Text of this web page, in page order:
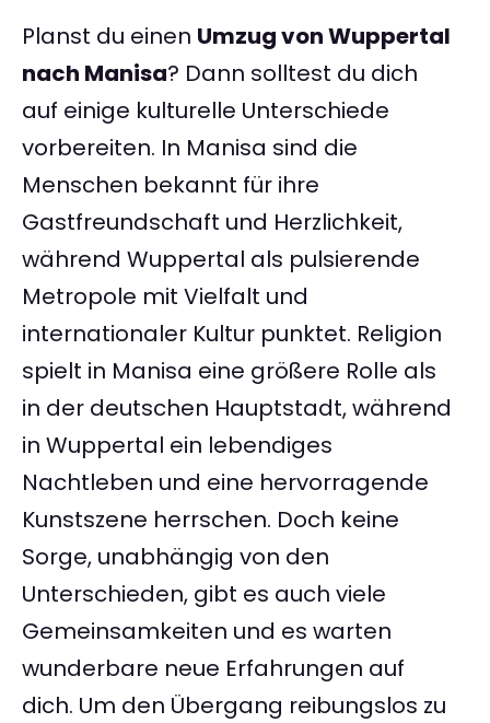
Planst du einen Umzug von Wuppertal
nach Manisa? Dann solltest du dich
auf einige kulturelle Unterschiede
vorbereiten. In Manisa sind die
Menschen bekannt für ihre
Gastfreundschaft und Herzlichkeit,
während Wuppertal als pulsierende
Metropole mit Vielfalt und
internationaler Kultur punktet. Religion
spielt in Manisa eine größere Rolle als
in der deutschen Hauptstadt, während
in Wuppertal ein lebendiges
Nachtleben und eine hervorragende
Kunstszene herrschen. Doch keine
Sorge, unabhängig von den
Unterschieden, gibt es auch viele
Gemeinsamkeiten und es warten
wunderbare neue Erfahrungen auf
dich. Um den Übergang reibungslos zu